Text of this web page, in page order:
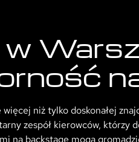
niż tylko doskonałej
zespół kierowców, którzy
na backstage mogą